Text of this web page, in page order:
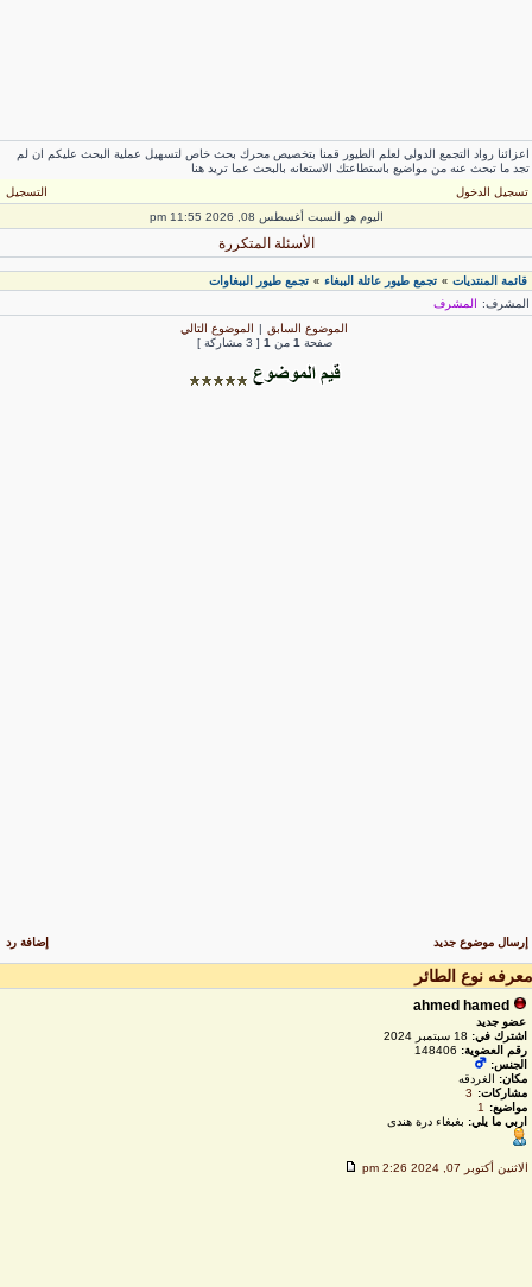
رواد التجمع الدولي لعلم الطيور قمنا بتخصيص محرك بحث خاص لتسهيل عملية البحث عليكم ان لم
ما تبحث عنه من مواضيع باستطاعتك الاستعانه بالبحث عما تريد هنا
تسجيل الدخول
التسجيل
اليوم هو السبت أغسطس 08, 2026 11:55 pm
الأسئلة المتكررة
قائمة المنتديات» تجمع طيور عائلة الببغاء» تجمع طيور الببغاوات
المشرف
الموضوع السابق| الموضوع التالي
صفحة1 من [ 3 مشاركة ]
إرسال موضوع جديد إضافة رد
نوع الطائر
ahmed hamed
عضو جديد
اشترك في:18 سبتمبر 2024
رقم العضوية:148406
الجنس:
مكان:الغردقه
مشاركات:
3
مواضيع:
اربي ما يلي:بغبغاء درة هندى
الاثنين أكتوبر 07, 2024 2:26 pm